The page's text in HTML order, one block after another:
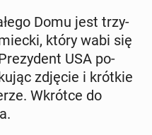
Domu jest trzy­
który wabi się
USA po­
zdjęcie i krótkie
Wkrótce do